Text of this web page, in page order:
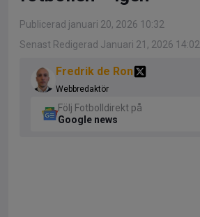
Publicerad januari 20, 2026 10:32
Senast Redigerad Januari 21, 2026 14:02
Fredrik de Ron
Webbredaktör
Följ Fotbolldirekt på
Google news